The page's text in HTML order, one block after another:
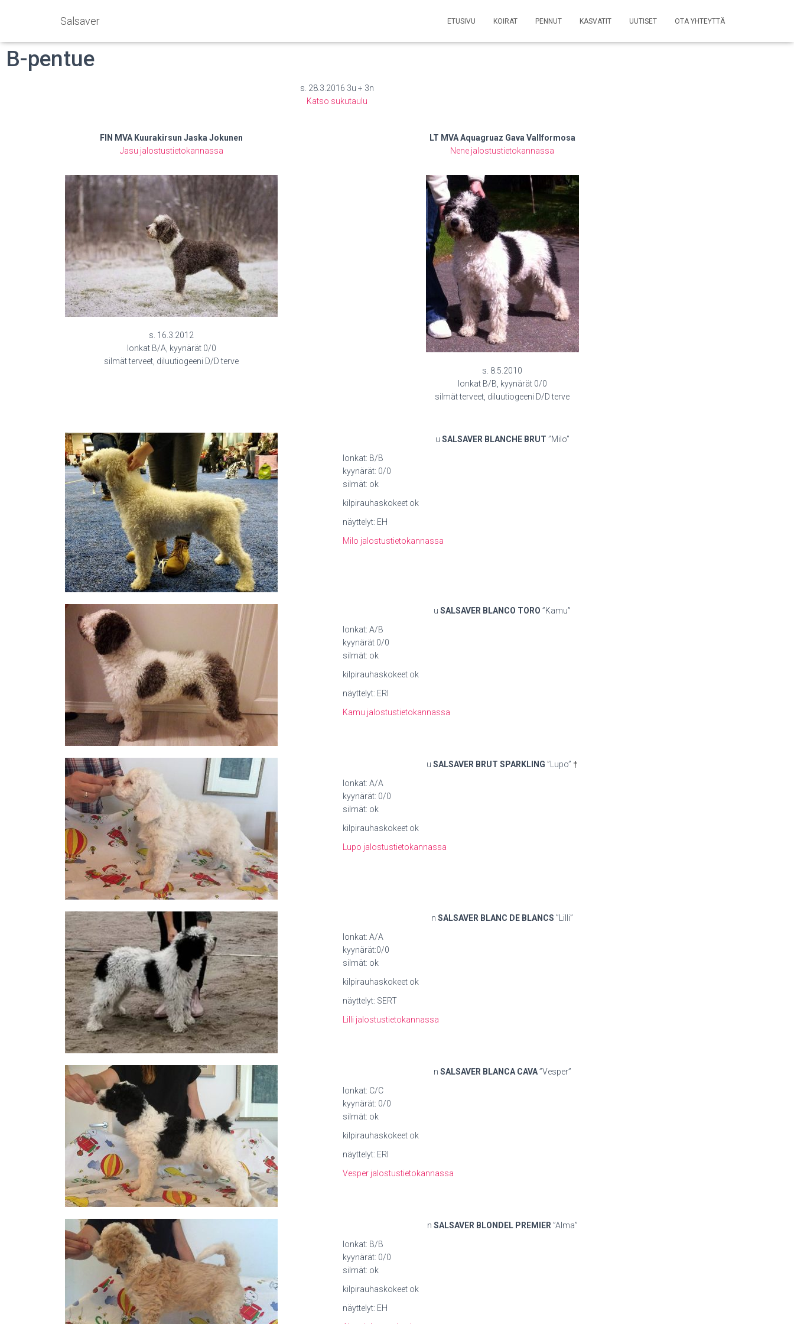
Salsaver ETUSIVU KOIRAT PENNUT KASVATIT UUTISET OTA YHTEYTTÄ
B-pentue
s. 28.3.2016 3u + 3n
Katso sukutaulu
FIN MVA Kuurakirsun Jaska Jokunen
Jasu jalostustietokannassa
s. 16.3.2012
lonkat B/A, kyynärät 0/0
silmät terveet, diluutiogeeni D/D terve
LT MVA Aquagruaz Gava Vallformosa
Nene jalostustietokannassa
s. 8.5.2010
lonkat B/B, kyynärät 0/0
silmät terveet, diluutiogeeni D/D terve
u SALSAVER BLANCHE BRUT ”Milo”
lonkat: B/B
kyynärät: 0/0
silmät: ok
kilpirauhaskokeet ok
näyttelyt: EH
Milo jalostustietokannassa
u SALSAVER BLANCO TORO ”Kamu”
lonkat: A/B
kyynärät 0/0
silmät: ok
kilpirauhaskokeet ok
näyttelyt: ERI
Kamu jalostustietokannassa
u SALSAVER BRUT SPARKLING ”Lupo” †
lonkat: A/A
kyynärät: 0/0
silmät: ok
kilpirauhaskokeet ok
Lupo jalostustietokannassa
n SALSAVER BLANC DE BLANCS ”Lilli”
lonkat: A/A
kyynärät:0/0
silmät: ok
kilpirauhaskokeet ok
näyttelyt: SERT
Lilli jalostustietokannassa
n SALSAVER BLANCA CAVA”Vesper”
lonkat: C/C
kyynärät: 0/0
silmät: ok
kilpirauhaskokeet ok
näyttelyt: ERI
Vesper jalostustietokannassa
n SALSAVER BLONDEL PREMIER ”Alma”
lonkat: B/B
kyynärät: 0/0
silmät: ok
kilpirauhaskokeet ok
näyttelyt: EH